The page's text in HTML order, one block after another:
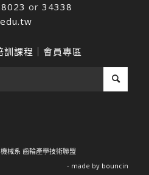
or 34338
訓課程 ｜ 會員專區
械系 齒輪產學技術聯盟
- made by bouncin